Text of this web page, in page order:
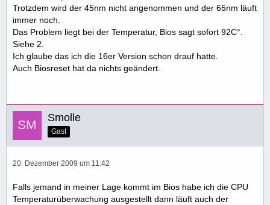
Trotzdem wird der 45nm nicht angenommen und der 65nm läuft
immer noch.
Das Problem liegt bei der Temperatur, Bios sagt sofort 92C°.
Siehe 2.
Ich glaube das ich die 16er Version schon drauf hatte.
Auch Biosreset hat da nichts geändert.
Smolle
Gast
20. Dezember 2009 um 11:42
Falls jemand in meiner Lage kommt im Bios habe ich die CPU
Temperaturüberwachung ausgestellt dann läuft auch der